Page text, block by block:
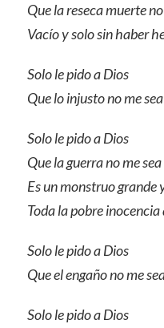
Que la reseca muerte
Vacío y solo sin haber
Solo le pido a Dios
Que lo injusto no me
Solo le pido a Dios
Que la guerra no me
Es un monstruo grande
Toda la pobre
Solo le pido a Dios
Que el engaño no me
Solo le pido a Dios